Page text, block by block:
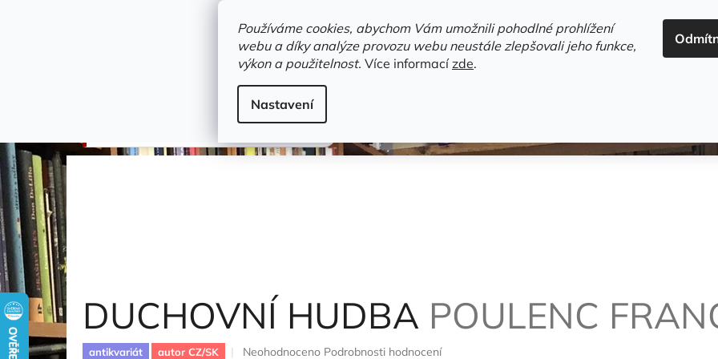
Používáme cookies, abychom Vám umožnili pohodlné prohlížení
webu a díky analýze provozu webu neustále zlepšovali jeho funkce,
výkon a použitelnost. Více informacízde.
Nastavení
HLEDAT
Novinky Trvalky a bestsellery
Poulenc Francis
DUCHOVNÍ HUDBA POULENC
antikvariát autor CZ/SK
Průměrné
Neohodnoceno Podrobnosti hodnocení